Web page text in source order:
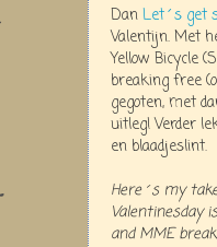
DanLet´s get
Valentijn. Met
Yellow Bicycle
breaking free
gegoten, met
uitleg! Verder
en blaadjeslint.
Here´s my
Valentinesday
and MME